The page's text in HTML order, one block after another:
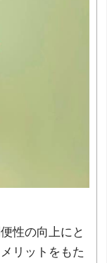
性の向上にと
リットをもた